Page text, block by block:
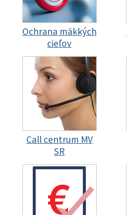
Ochrana mäkkých
cieľov
Call centrum MV
SR